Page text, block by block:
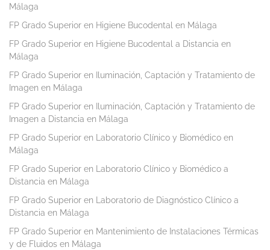
Málaga
FP Grado Superior en Higiene Bucodental en Málaga
FP Grado Superior en Higiene Bucodental a Distancia en
Málaga
FP Grado Superior en Iluminación, Captación y Tratamiento de
Imagen en Málaga
FP Grado Superior en Iluminación, Captación y Tratamiento de
Imagen a Distancia en Málaga
FP Grado Superior en Laboratorio Clínico y Biomédico en
Málaga
FP Grado Superior en Laboratorio Clínico y Biomédico a
Distancia en Málaga
FP Grado Superior en Laboratorio de Diagnóstico Clínico a
Distancia en Málaga
FP Grado Superior en Mantenimiento de Instalaciones Térmicas
y de Fluidos en Málaga